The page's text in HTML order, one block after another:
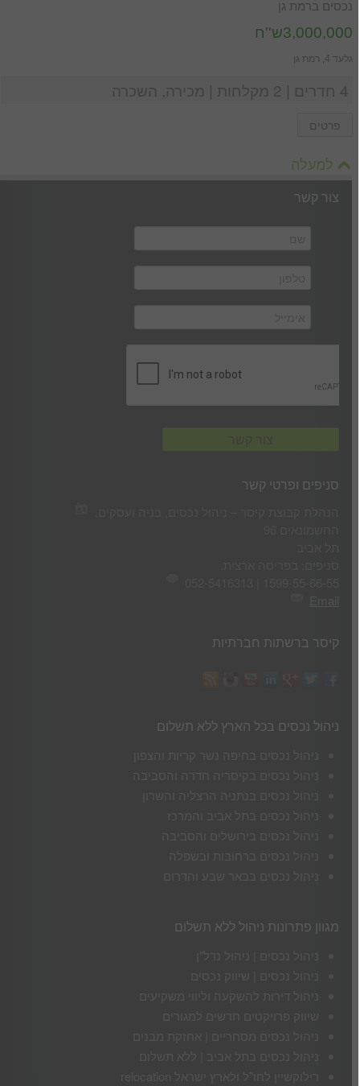
נכסים ברמת גן
3,000,000ש''ח
גלעד 4, רמת גן
4 חדרים | 2 מקלחות | מכירה, השכרה
פרטים
למעלה
צור קשר
סניפים ופרטי קשר
קיסר ברשתות חברתיות
ניהול נכסים בכל הארץ ללא תשלום
מגוון פתרונות ניהול ללא תשלום